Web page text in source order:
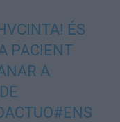
! ÉS
PACIENT
A
#ENS